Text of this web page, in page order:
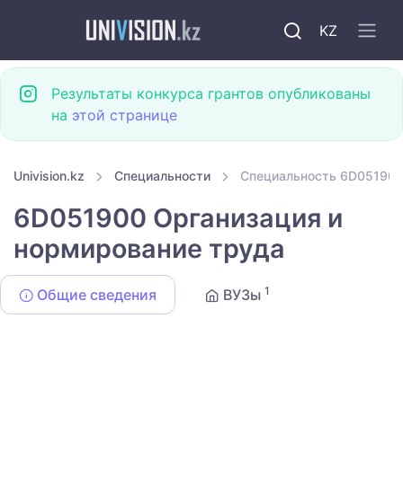
KZ
Результаты конкурса грантов опубликованы
на этой странице
Univision.kz Специальности Специальность
6D051900 Организация и
нормирование труда
Общие сведения ВУЗы 1